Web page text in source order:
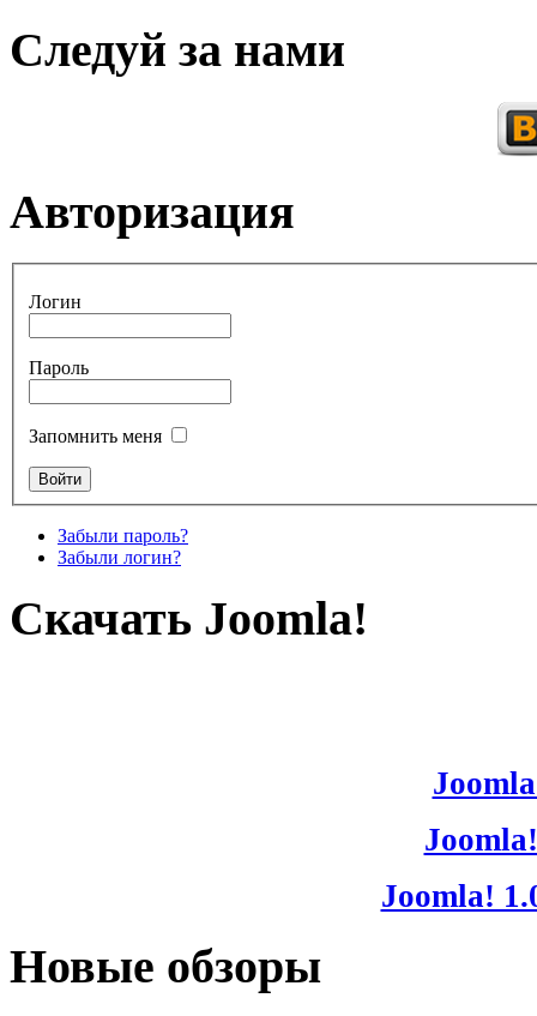
Следуй за нами
Авторизация
Логин
Пароль
Запомнить меня
Забыли пароль?
Забыли логин?
Скачать Joomla!
Joomla!
Новые обзоры